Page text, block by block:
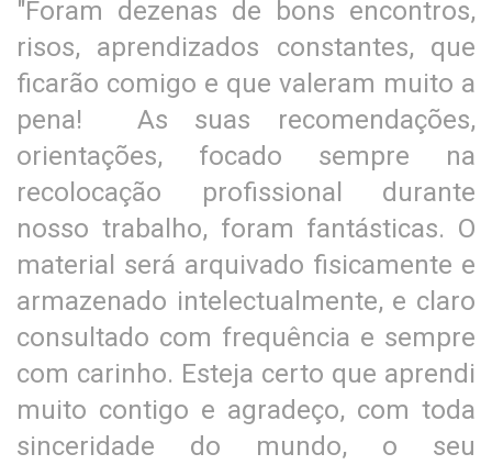
"Foram dezenas de bons encontros,
risos, aprendizados constantes, que
ficarão comigo e que valeram muito a
pena! As suas recomendações,
orientações, focado sempre na
recolocação profissional durante
nosso trabalho, foram fantásticas. O
material será arquivado fisicamente e
armazenado intelectualmente, e claro
consultado com frequência e sempre
com carinho. Esteja certo que aprendi
muito contigo e agradeço, com toda
sinceridade do mundo, o seu